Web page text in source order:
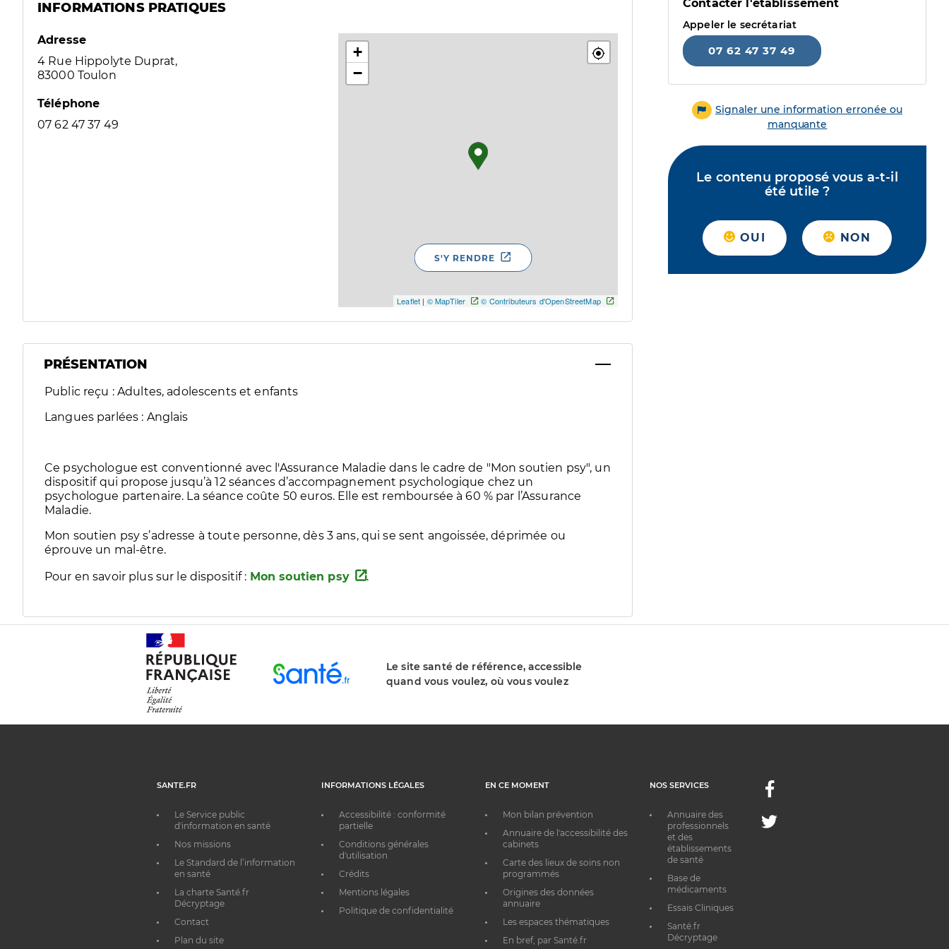
INFORMATIONS PRATIQUES
Adresse
4 Rue Hippolyte Duprat,
83000 Toulon
Téléphone
07 62 47 37 49
+
−
Leaflet | © MapTiler © Contributeurs d'OpenStreetMap
S'Y RENDRE
PRÉSENTATION
Public reçu : Adultes, adolescents et enfants
Langues parlées : Anglais
Ce psychologue est conventionné avec l'Assurance Maladie dans le cadre de "Mon soutien psy", un
dispositif qui propose jusqu’à 12 séances d’accompagnement psychologique chez un
psychologue partenaire. La séance coûte 50 euros. Elle est remboursée à 60 % par l’Assurance
Maladie.
Mon soutien psy s’adresse à toute personne, dès 3 ans, qui se sent angoissée, déprimée ou
éprouve un mal-être.
Pour en savoir plus sur le dispositif : Mon soutien psy .
Contacter l'établissement
Appeler le secrétariat
07 62 47 37 49
Signaler une information erronée ou
manquante
Le contenu proposé vous a-t-il
été utile ?
OUI NON
Le site santé de référence, accessible
quand vous voulez, où vous voulez
SANTE.FR
Le Service public
d'information en santé
Nos missions
Le Standard de l’information
en santé
La charte Santé.fr
Décryptage
Contact
Plan du site
INFORMATIONS LÉGALES
Accessibilité : conformité
partielle
Conditions générales
d'utilisation
Crédits
Mentions légales
Politique de confidentialité
EN CE MOMENT
Mon bilan prévention
Annuaire de l'accessibilité des
cabinets
Carte des lieux de soins non
programmés
Origines des données
annuaire
Les espaces thématiques
En bref, par Santé.fr
NOS SERVICES
Annuaire des
professionnels
et des
établissements
de santé
Base de
médicaments
Essais Cliniques
Santé.fr
Décryptage
Facebook
Twitter